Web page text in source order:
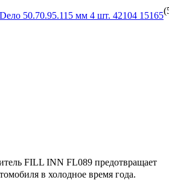
50.70.95.115 мм 4 шт. 42104 15165
FILL INN FL089 предотвращает
в холодное время года.